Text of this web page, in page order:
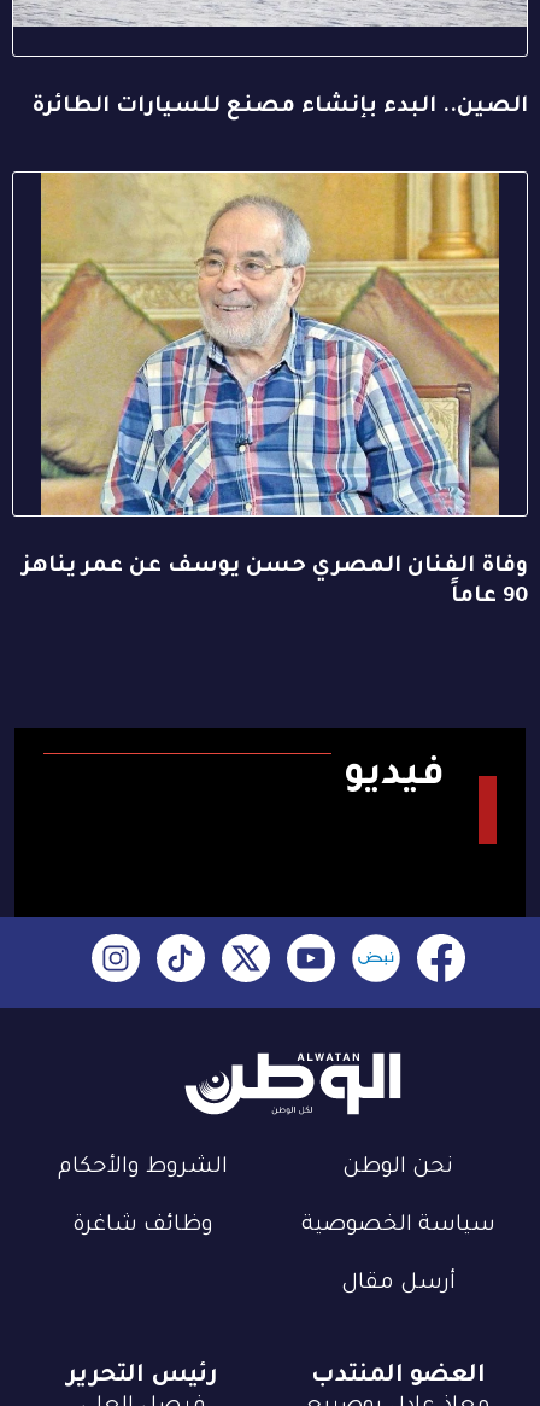
الصين.. البدء بإنشاء مصنع للسيارات الطائرة
وفاة الفنان المصري حسن يوسف عن عمر يناهز
90 عاماً
فيديو
نحن الوطن الشروط والأحكام
سياسة الخصوصية وظائف شاغرة
أرسل مقال
العضو المنتدب رئيس التحرير